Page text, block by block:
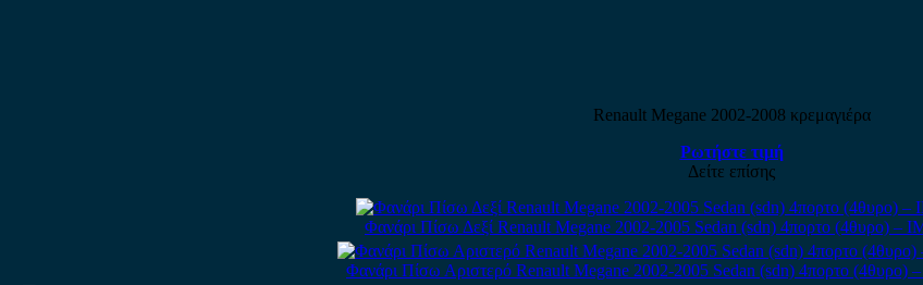
Renault Megane 2002-2008 κρεμαγιέρα
Ρωτήστε τιμή
Δείτε επίσης
Φανάρι Πίσω Δεξί Renault Megane 2002-2005 Sedan (sdn) 4πορτο (4θυρο)
Φανάρι Πίσω Αριστερό Renault Megane 2002-2005 Sedan (sdn) 4πορτο